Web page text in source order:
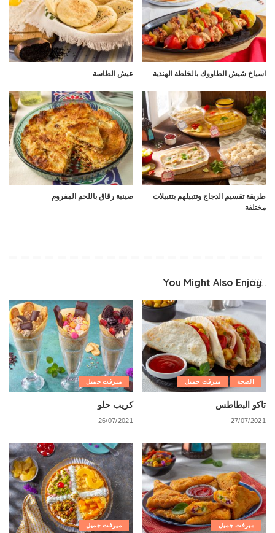
اسياخ شيش الطاووك بالخلطة الهندية عيش الطاسة
طريقة تقسيم الدجاج وتتبيلهم بتتبيلات
مختلفة
صينية رقاق باللحم المفروم
You Might Also Enjoy
الصحة ميرفت جميل
تاكو البطاطس
27/07/2021
ميرفت جميل
كريب حلو
26/07/2021
ميرفت جميل ميرفت جميل